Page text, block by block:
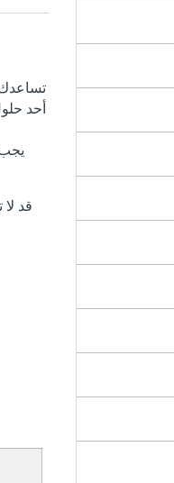
أحد
قد